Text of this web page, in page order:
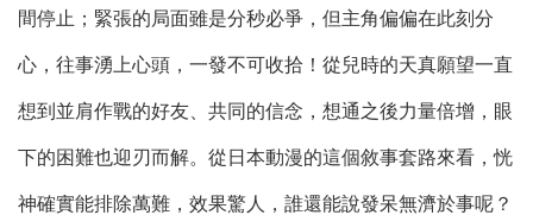
間停止；緊張的局面雖是分秒必爭，但主角偏偏在此刻分
心，往事湧上心頭，一發不可收拾！從兒時的天真願望一直
想到並肩作戰的好友、共同的信念，想通之後力量倍增，眼
下的困難也迎刃而解。從日本動漫的這個敘事套路來看，恍
神確實能排除萬難，效果驚人，誰還能說發呆無濟於事呢？